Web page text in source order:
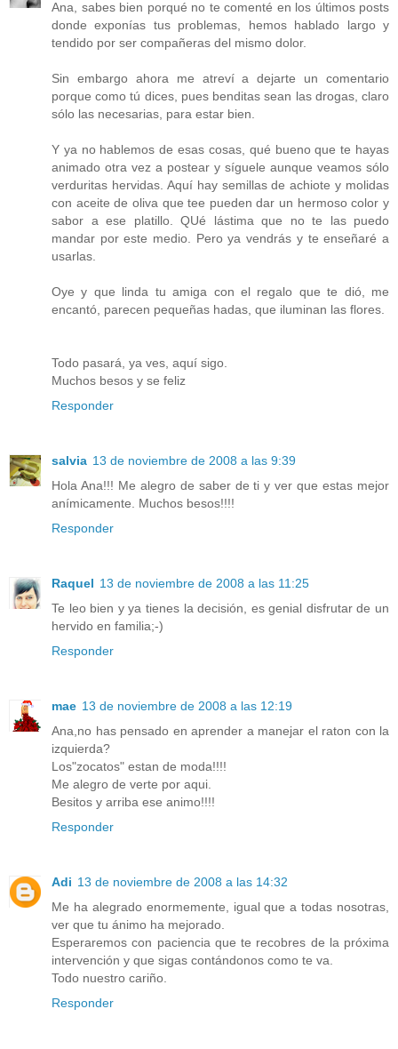
Ana, sabes bien porqué no te comenté en los últimos posts
donde exponías tus problemas, hemos hablado largo y
tendido por ser compañeras del mismo dolor.
Sin embargo ahora me atreví a dejarte un comentario
porque como tú dices, pues benditas sean las drogas, claro
sólo las necesarias, para estar bien.
Y ya no hablemos de esas cosas, qué bueno que te hayas
animado otra vez a postear y síguele aunque veamos sólo
verduritas hervidas. Aquí hay semillas de achiote y molidas
con aceite de oliva que tee pueden dar un hermoso color y
sabor a ese platillo. QUé lástima que no te las puedo
mandar por este medio. Pero ya vendrás y te enseñaré a
usarlas.
Oye y que linda tu amiga con el regalo que te dió, me
encantó, parecen pequeñas hadas, que iluminan las flores.
Todo pasará, ya ves, aquí sigo.
Muchos besos y se feliz
Responder
salvia 13 de noviembre de 2008 a las 9:39
Hola Ana!!! Me alegro de saber de ti y ver que estas mejor
anímicamente. Muchos besos!!!!
Responder
Raquel 13 de noviembre de 2008 a las 11:25
Te leo bien y ya tienes la decisión, es genial disfrutar de un
hervido en familia;-)
Responder
mae 13 de noviembre de 2008 a las 12:19
Ana,no has pensado en aprender a manejar el raton con la
izquierda?
Los"zocatos" estan de moda!!!!
Me alegro de verte por aqui.
Besitos y arriba ese animo!!!!
Responder
Adi 13 de noviembre de 2008 a las 14:32
Me ha alegrado enormemente, igual que a todas nosotras,
ver que tu ánimo ha mejorado.
Esperaremos con paciencia que te recobres de la próxima
intervención y que sigas contándonos como te va.
Todo nuestro cariño.
Responder